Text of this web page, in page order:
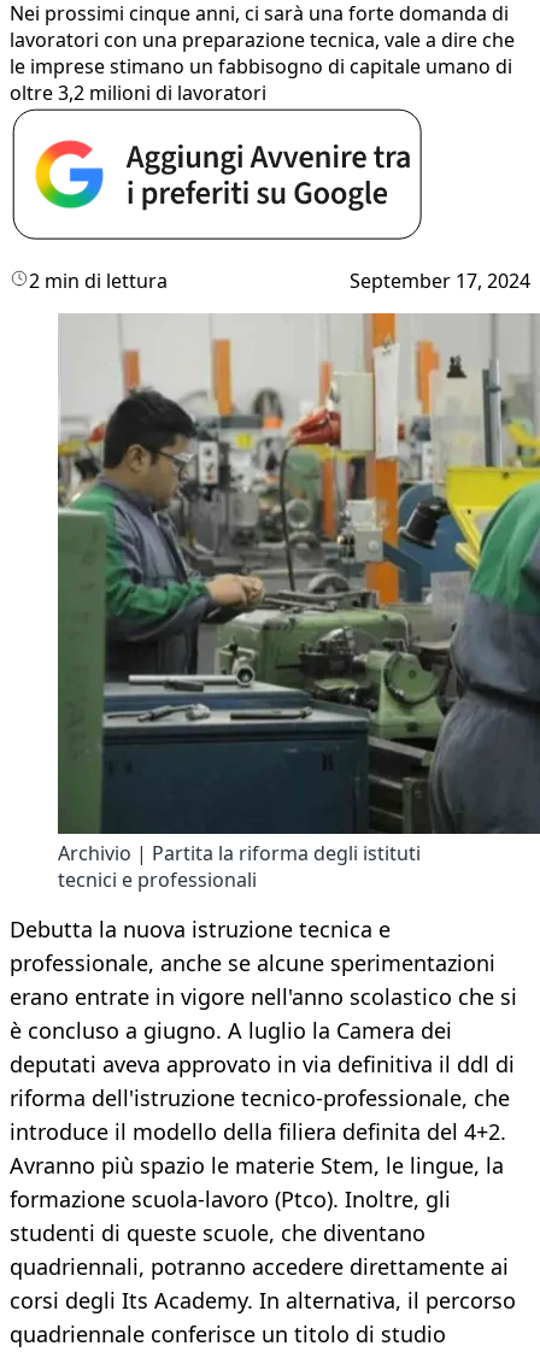
Nei prossimi cinque anni, ci sarà una forte domanda di
lavoratori con una preparazione tecnica, vale a dire che
le imprese stimano un fabbisogno di capitale umano di
oltre 3,2 milioni di lavoratori
2 min di lettura September 17, 2024
Archivio | Partita la riforma degli istituti
tecnici e professionali
Debutta la nuova istruzione tecnica e
professionale, anche se alcune sperimentazioni
erano entrate in vigore nell'anno scolastico che si
è concluso a giugno. A luglio la Camera dei
deputati aveva approvato in via definitiva il ddl di
riforma dell'istruzione tecnico-professionale, che
introduce il modello della filiera definita del 4+2.
Avranno più spazio le materie Stem, le lingue, la
formazione scuola-lavoro (Ptco). Inoltre, gli
studenti di queste scuole, che diventano
quadriennali, potranno accedere direttamente ai
corsi degli Its Academy. In alternativa, il percorso
quadriennale conferisce un titolo di studio